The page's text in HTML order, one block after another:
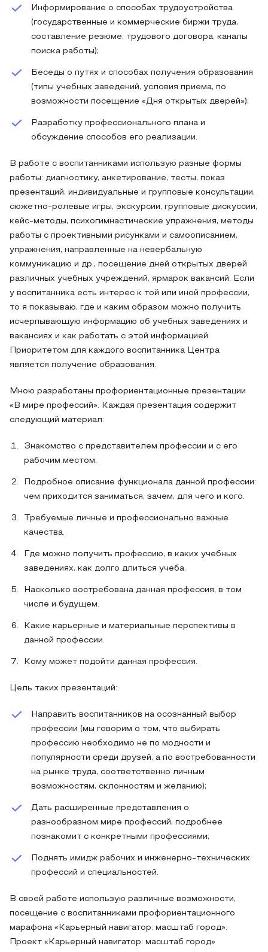
Информирование о способах трудоустройства
(государственные и коммерческие биржи труда,
составление резюме, трудового договора, каналы
поиска работы);
Беседы о путях и способах получения образования
(типы учебных заведений, условия приема, по
возможности посещение «Дня открытых дверей»);
Разработку профессионального плана и
обсуждение способов его реализации.
В работе с воспитанниками использую разные формы
работы: диагностику, анкетирование, тесты, показ
презентаций, индивидуальные и групповые консультации,
сюжетно-ролевые игры, экскурсии, групповые дискуссии,
кейс-методы, психогимнастические упражнения, методы
работы с проективными рисунками и самоописанием,
упражнения, направленные на невербальную
коммуникацию и др., посещение дней открытых дверей
различных учебных учреждений, ярмарок вакансий. Если
у воспитанника есть интерес к той или иной профессии,
то я показываю, где и каким образом можно получить
исчерпывающую информацию об учебных заведениях и
вакансиях и как работать с этой информацией.
Приоритетом для каждого воспитанника Центра
является получение образования.
Мною разработаны профориентационные презентации
«В мире профессий». Каждая презентация содержит
следующий материал:
Знакомство с представителем профессии и с его
рабочим местом.
Подробное описание функционала данной профессии:
чем приходится заниматься, зачем, для чего и кого.
Требуемые личные и профессионально важные
качества.
Где можно получить профессию, в каких учебных
заведениях, как долго длиться учеба.
Насколько востребована данная профессия, в том
числе и будущем.
Какие карьерные и материальные перспективы в
данной профессии.
Кому может подойти данная профессия.
Цель таких презентаций:
Направить воспитанников на осознанный выбор
профессии (мы говорим о том, что выбирать
профессию необходимо не по модности и
популярности среди друзей, а по востребованности
на рынке труда, соответственно личным
возможностям, склонностям и желанию);
Дать расширенные представления о
разнообразном мире профессий, подробнее
познакомит с конкретными профессиями;
Поднять имидж рабочих и инженерно-технических
профессий и специальностей.
В своей работе использую различные возможности,
посещение с воспитанниками профориентационного
марафона «Карьерный навигатор: масштаб город».
Проект «Карьерный навигатор: масштаб город»